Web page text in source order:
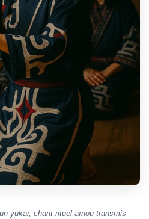
yukar, chant rituel aïnou transmis